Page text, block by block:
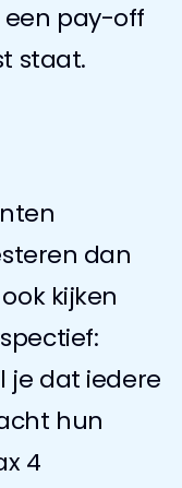
pay-off
staat.
dan
kijken
je dat iedere
hun
4